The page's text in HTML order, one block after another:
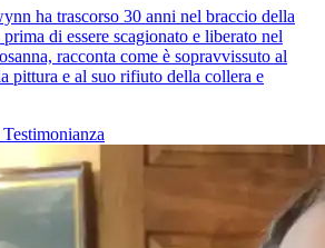
ha trascorso 30 anni nel braccio della
di essere scagionato e liberato nel
racconta come è sopravvissuto al
pittura e al suo rifiuto della collera e
Testimonianza